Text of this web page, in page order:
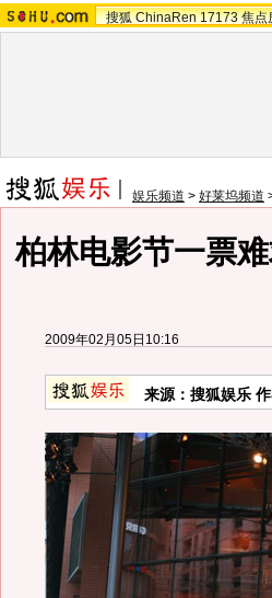
搜狐 ChinaRen 17173 焦点
娱乐频道 > 好莱坞频道
柏林电影节一票
2009年02月05日10:16
来源：搜狐娱乐